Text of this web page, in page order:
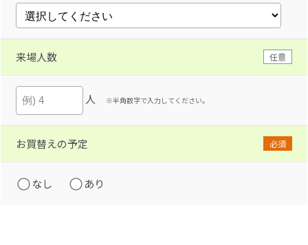
来場人数 任意
人 ※半角数字で入力してください。
お買替えの予定 必須
なし あり